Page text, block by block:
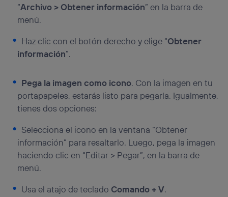
“Archivo > Obtener información” en la barra de
menú.
Haz clic con el botón derecho y elige “Obtener
información”.
Pega la imagen como icono. Con la imagen en tu
portapapeles, estarás listo para pegarla. Igualmente,
tienes dos opciones:
Selecciona el icono en la ventana “Obtener
información” para resaltarlo. Luego, pega la imagen
haciendo clic en “Editar > Pegar”, en la barra de
menú.
Usa el atajo de teclado Comando + V.